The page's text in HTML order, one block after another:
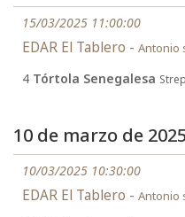
15/03/2025 11:00:00
EDAR El Tablero - Antonio
4 Tórtola Senegalesa
10 de marzo de
10/03/2025 10:30:00
EDAR El Tablero - Antonio